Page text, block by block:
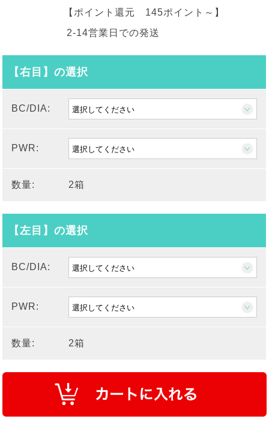
【ポイント還元 145ポイント～ 】
2-14営業日での発送
【右目】の選択
BC/DIA:
PWR:
数量: 2箱
【左目】の選択
BC/DIA:
PWR:
数量: 2箱